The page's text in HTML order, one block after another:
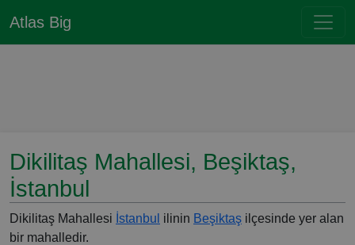
Atlas Big
Dikilitaş Mahallesi, Beşiktaş,
İstanbul
Dikilitaş Mahallesi İstanbul ilinin Beşiktaş ilçesinde yer alan
bir mahalledir.